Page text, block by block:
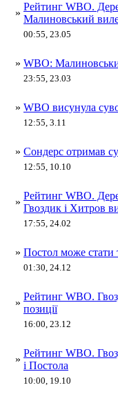
»
Рейтинг WBO.
Малиновський
00:55, 23.05
» WBO:
23:55, 23.03
» WBO висунула
12:55, 3.11
» Сондерс отримав
12:55, 10.10
»
Рейтинг WBO.
Гвоздик і Хитров
17:55, 24.02
» Постол може стати
01:30, 24.12
»
Рейтинг WBO.
позиції
16:00, 23.12
»
Рейтинг WBO.
і Постола
10:00, 19.10